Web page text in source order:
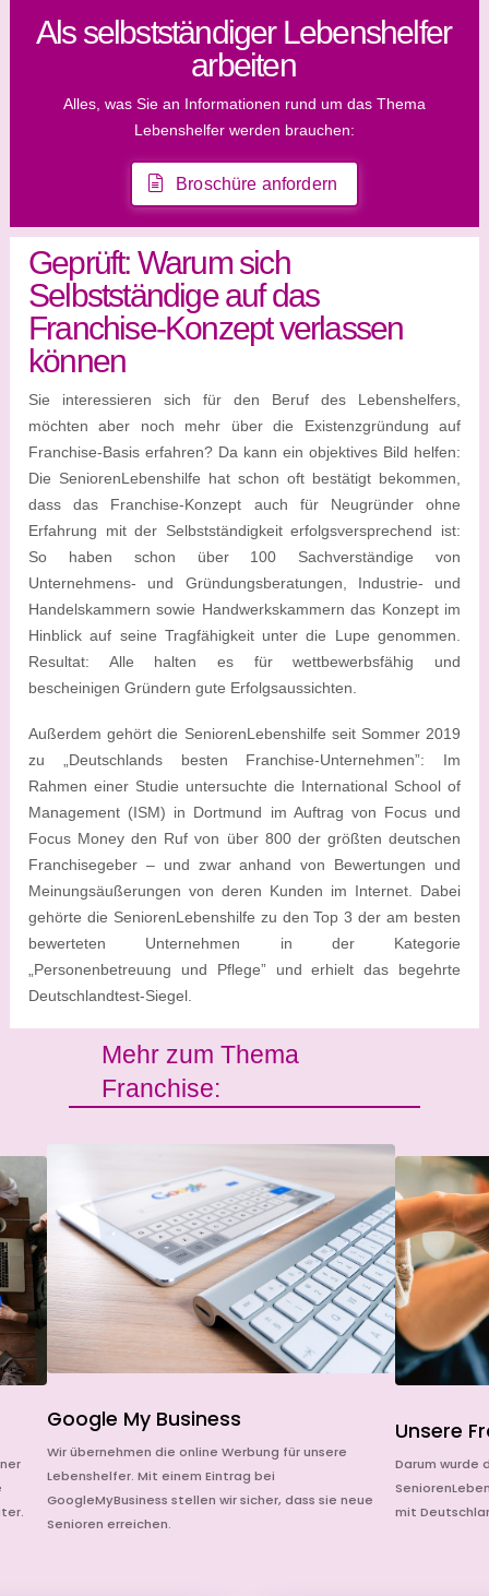
Als selbstständiger Lebenshelfer
arbeiten
Alles, was Sie an Informationen rund um das Thema
Lebenshelfer werden brauchen:
Broschüre anfordern
Geprüft: Warum sich
Selbstständige auf das
Franchise-Konzept verlassen
können
Sie interessieren sich für den Beruf des Lebenshelfers,
möchten aber noch mehr über die Existenzgründung auf
Franchise-Basis erfahren? Da kann ein objektives Bild helfen:
Die SeniorenLebenshilfe hat schon oft bestätigt bekommen,
dass das Franchise-Konzept auch für Neugründer ohne
Erfahrung mit der Selbstständigkeit erfolgsversprechend ist:
So haben schon über 100 Sachverständige von
Unternehmens- und Gründungsberatungen, Industrie- und
Handelskammern sowie Handwerkskammern das Konzept im
Hinblick auf seine Tragfähigkeit unter die Lupe genommen.
Resultat: Alle halten es für wettbewerbsfähig und
bescheinigen Gründern gute Erfolgsaussichten.
Außerdem gehört die SeniorenLebenshilfe seit Sommer 2019
zu „Deutschlands besten Franchise-Unternehmen”: Im
Rahmen einer Studie untersuchte die International School of
Management (ISM) in Dortmund im Auftrag von Focus und
Focus Money den Ruf von über 800 der größten deutschen
Franchisegeber ‒ und zwar anhand von Bewertungen und
Meinungsäußerungen von deren Kunden im Internet. Dabei
gehörte die SeniorenLebenshilfe zu den Top 3 der am besten
bewerteten Unternehmen in der Kategorie
„Personenbetreuung und Pflege” und erhielt das begehrte
Deutschlandtest-Siegel.
Mehr zum Thema
Franchise:
Google My Business
Wir übernehmen die online Werbung für unsere
Lebenshelfer. Mit einem Eintrag bei
GoogleMyBusiness stellen wir sicher, dass sie neue
Senioren erreichen.
Unsere
Darum wurde
mit